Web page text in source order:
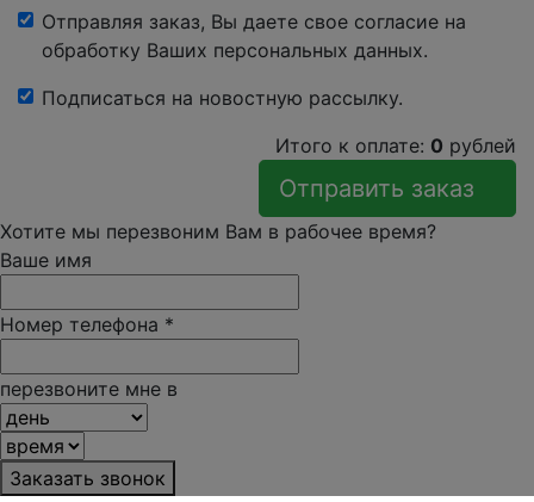
Отправляя заказ, Вы даете свое согласие на
обработку Ваших персональных данных.
Подписаться на новостную рассылку.
Итого к оплате: 0 рублей
Хотите мы перезвоним Вам в рабочее время?
Ваше имя
Номер телефона *
перезвоните мне в
Заказать звонок